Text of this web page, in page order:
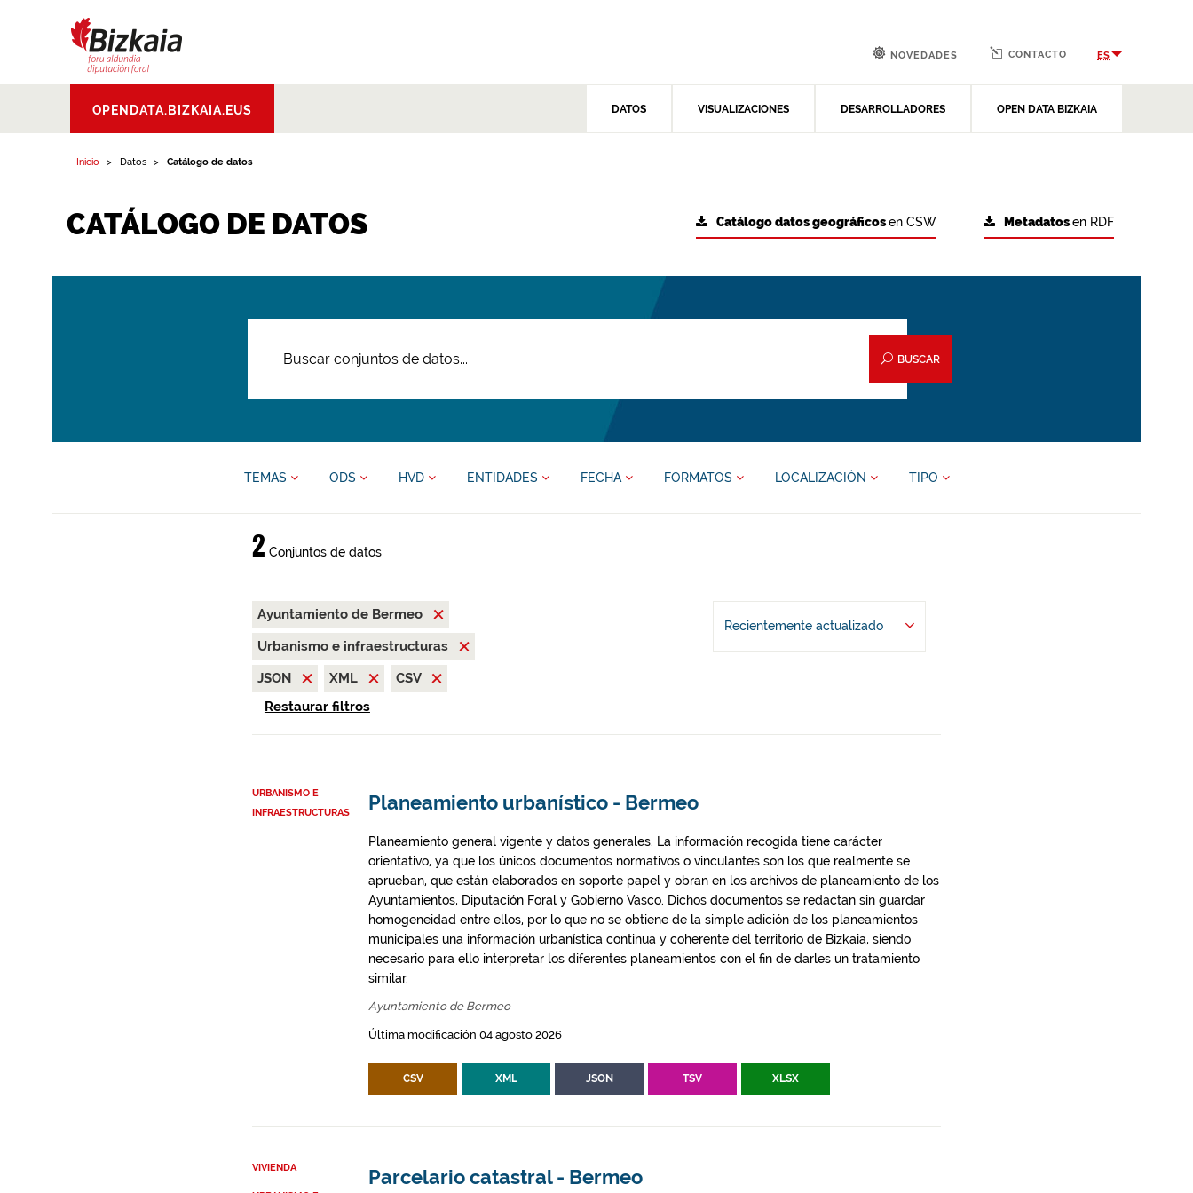
Aldundia.Diputacion
Foral de Bizkaia
OPENDATA.BIZKAIA.EUS DATOS VISUALIZACIONES DESARROLLADORES OPEN DATA BIZKAIA
NOVEDADES CONTACTO ES
Inicio Datos Catálogo de datos
CATÁLOGO DE DATOS Metadatosen RDF
Catálogo datos geográficosen CSW
BUSCAR
TEMAS ODS HVD ENTIDADES FECHA FORMATOS LOCALIZACIÓN TIPO
2 Conjuntos de datos
Ayuntamiento de Bermeo
Urbanismo e infraestructuras
JSON
XML
CSV
Restaurar filtros
Recientemente actualizado
URBANISMO E
INFRAESTRUCTURAS
Planeamiento urbanístico - Bermeo
Planeamiento general vigente y datos generales. La información recogida tiene carácter
orientativo, ya que los únicos documentos normativos o vinculantes son los que realmente se
aprueban, que están elaborados en soporte papel y obran en los archivos de planeamiento de los
Ayuntamientos, Diputación Foral y Gobierno Vasco. Dichos documentos se redactan sin guardar
homogeneidad entre ellos, por lo que no se obtiene de la simple adición de los planeamientos
municipales una información urbanística continua y coherente del territorio de Bizkaia, siendo
necesario para ello interpretar los diferentes planeamientos con el fin de darles un tratamiento
similar.
Ayuntamiento de Bermeo
Última modificación 04 agosto 2026
CSV XML JSON TSV XLSX
VIVIENDA Parcelario catastral - Bermeo